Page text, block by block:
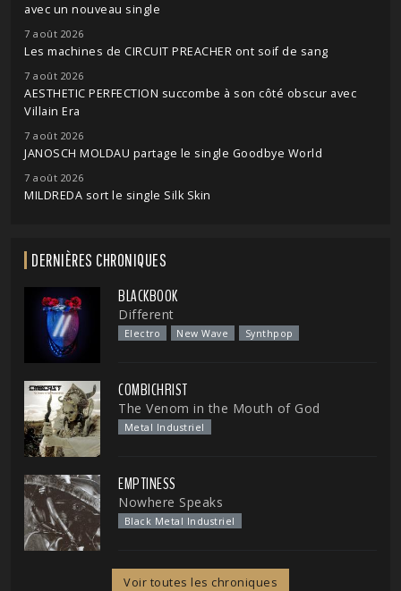
avec un nouveau single
7 août 2026
Les machines de CIRCUIT PREACHER ont soif de sang
7 août 2026
AESTHETIC PERFECTION succombe à son côté obscur avec
Villain Era
7 août 2026
JANOSCH MOLDAU partage le single Goodbye World
7 août 2026
MILDREDA sort le single Silk Skin
DERNIÈRES CHRONIQUES
BLACKBOOK
Different
Electro New Wave Synthpop
COMBICHRIST
The Venom in the Mouth of God
Metal Industriel
EMPTINESS
Nowhere Speaks
Black Metal Industriel
Voir toutes les chroniques